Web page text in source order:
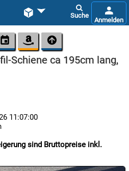
 
  
Schiene ca 195cm lang,
11:07:00
sind Bruttopreise inkl.